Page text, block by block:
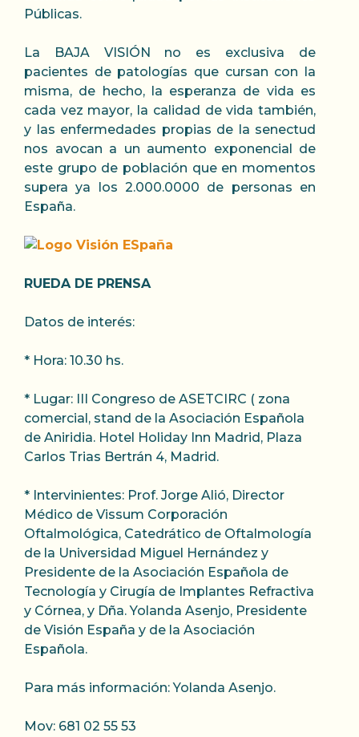
Públicas.
La BAJA VISIÓN no es exclusiva de
pacientes de patologías que cursan con la
misma, de hecho, la esperanza de vida es
cada vez mayor, la calidad de vida también,
y las enfermedades propias de la senectud
nos avocan a un aumento exponencial de
este grupo de población que en momentos
supera ya los 2.000.0000 de personas en
España.
RUEDA DE PRENSA
Datos de interés:
* Hora: 10.30 hs.
* Lugar: III Congreso de ASETCIRC ( zona
comercial, stand de la Asociación Española
de Aniridia. Hotel Holiday Inn Madrid, Plaza
Carlos Trias Bertrán 4, Madrid.
* Intervinientes: Prof. Jorge Alió, Director
Médico de Vissum Corporación
Oftalmológica, Catedrático de Oftalmología
de la Universidad Miguel Hernández y
Presidente de la Asociación Española de
Tecnología y Cirugía de Implantes Refractiva
y Córnea, y Dña. Yolanda Asenjo, Presidente
de Visión España y de la Asociación
Española.
Para más información: Yolanda Asenjo.
Mov: 681 02 55 53